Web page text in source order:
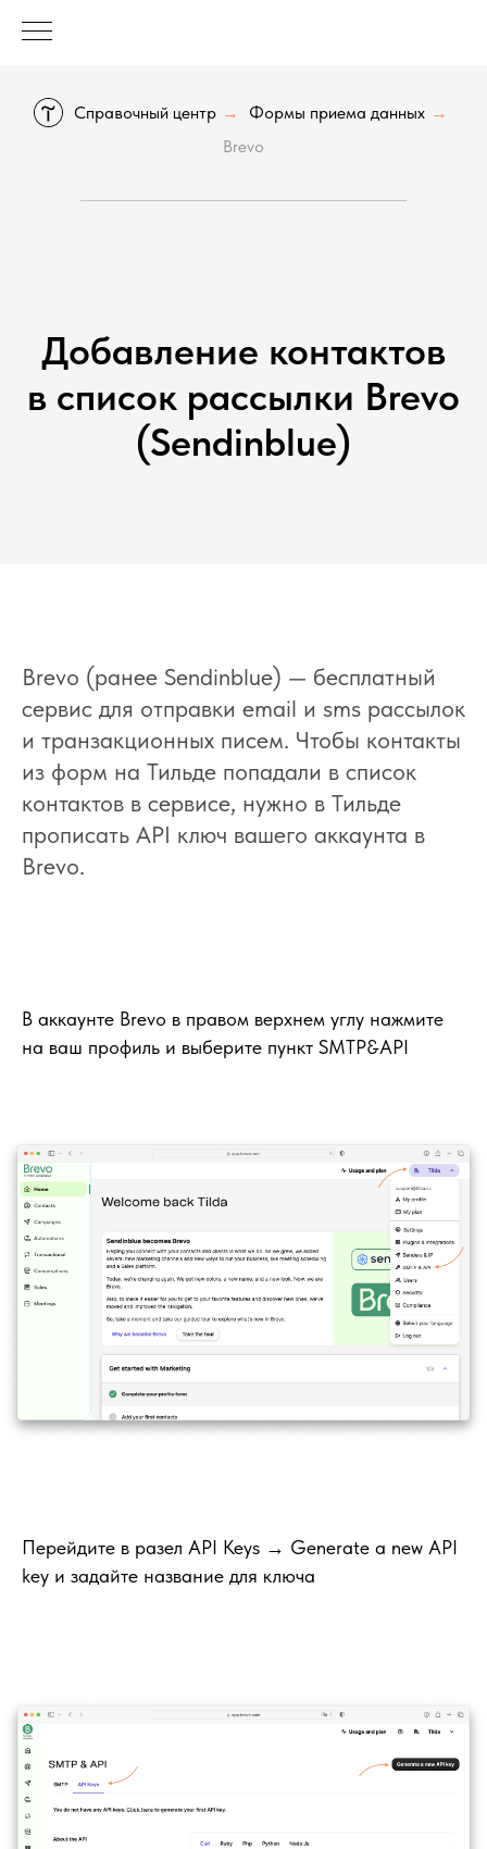
Справочный центр → Формы приема данных →
Brevo
Добавление контактов
в список рассылки Brevo
(Sendinblue)
Brevo (ранее Sendinblue) — бесплатный
сервис для отправки email и sms рассылок
и транзакционных писем. Чтобы контакты
из форм на Тильде попадали в список
контактов в сервисе, нужно в Тильде
прописать API ключ вашего аккаунта в
Brevo.
В аккаунте Brevo в правом верхнем углу нажмите
на ваш профиль и выберите пункт SMTP&API
Перейдите в разел API Keys → Generate a new API
key и задайте название для ключа